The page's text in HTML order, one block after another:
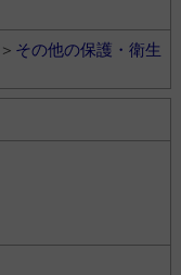
＞ その他の保護・衛生